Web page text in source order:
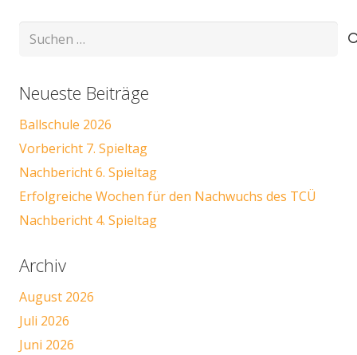
Suchen
Neueste Beiträge
Ballschule 2026
Vorbericht 7. Spieltag
Nachbericht 6. Spieltag
Erfolgreiche Wochen für den Nachwuchs des TCÜ
Nachbericht 4. Spieltag
Archiv
August 2026
Juli 2026
Juni 2026